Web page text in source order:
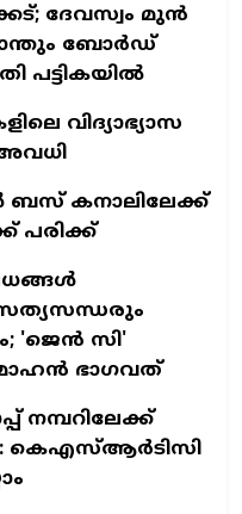
ദേവസ്വം മുന്‍
ബോര്‍ഡ്
പട്ടികയിൽ
വിദ്യാഭ്യാസ
കനാലിലേക്ക്
പരിക്ക്
സത്യസന്ധരും
'ജെൻ സി'
ഭാഗവത്
നമ്പറിലേക്ക്
കെഎസ്ആർടിസി